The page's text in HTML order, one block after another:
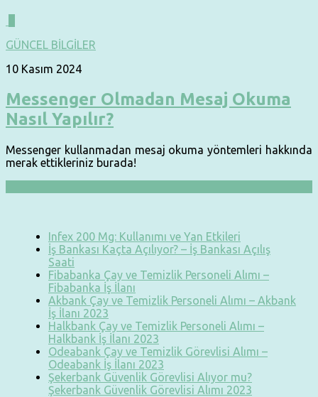
GÜNCEL BİLGİLER
10 Kasım 2024
Messenger Olmadan Mesaj Okuma
Nasıl Yapılır?
Messenger kullanmadan mesaj okuma yöntemleri hakkında
merak ettikleriniz burada!
Infex 200 Mg: Kullanımı ve Yan Etkileri
İş Bankası Kaçta Açılıyor? – İş Bankası Açılış
Saati
Fibabanka Çay ve Temizlik Personeli Alımı –
Fibabanka İş İlanı
Akbank Çay ve Temizlik Personeli Alımı – Akbank
İş İlanı 2023
Halkbank Çay ve Temizlik Personeli Alımı –
Halkbank İş İlanı 2023
Odeabank Çay ve Temizlik Görevlisi Alımı –
Odeabank İş İlanı 2023
Şekerbank Güvenlik Görevlisi Alıyor mu?
Şekerbank Güvenlik Görevlisi Alımı 2023